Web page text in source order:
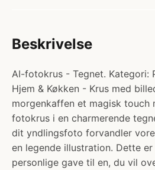
Beskrivelse
AI-fotokrus - Tegnet. Kategori:
Hjem & Køkken - Krus med
morgenkaffen et magisk touch
fotokrus i en charmerende
dit yndlingsfoto forvandler
en legende illustration. Dette
personlige gave til en, du vil